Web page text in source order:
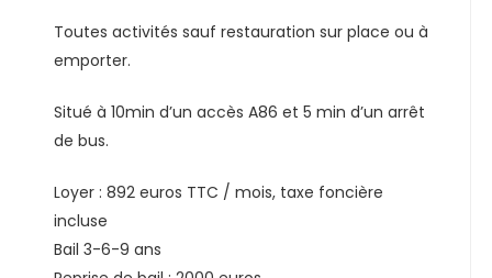
Toutes activités sauf restauration sur place ou à
emporter.
Situé à 10min d’un accès A86 et 5 min d’un arrêt
de bus.
Loyer : 892 euros TTC / mois, taxe foncière
incluse
Bail 3-6-9 ans